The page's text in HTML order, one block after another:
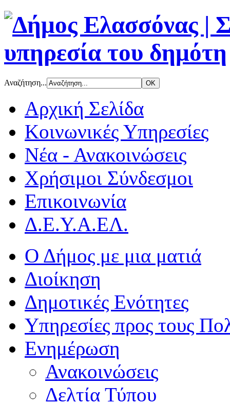
Αναζήτηση...
Αρχική Σελίδα
Κοινωνικές Υπηρεσίες
Νέα - Ανακοινώσεις
Χρήσιμοι Σύνδεσμοι
Επικοινωνία
Δ.Ε.Υ.Α.ΕΛ.
Ο Δήμος με μια ματιά
Διοίκηση
Δημοτικές Ενότητες
Υπηρεσίες προς τους
Ενημέρωση
Ανακοινώσεις
Δελτία Τύπου